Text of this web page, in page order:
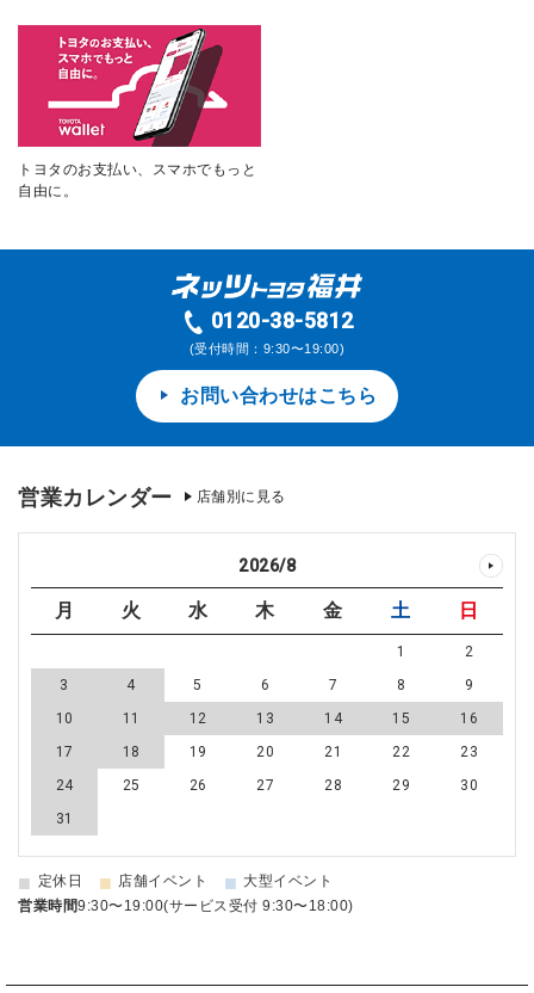
トヨタのお支払い、スマホでもっと
自由に。
0120-38-5812
(受付時間：9:30〜19:00)
お問い合わせはこちら
営業カレンダー 店舗別に見る
2026/8
月 火 水 木 金 土 日
1
2
3
4 5 6 7 8
9
10
11 12 13 14 15
16
17
18 19 20 21 22
23
24
25 26 27 28 29
30
31
■ 定休日 ■ 店舗イベント ■ 大型イベント
営業時間9:30〜19:00(サービス受付 9:30〜18:00)